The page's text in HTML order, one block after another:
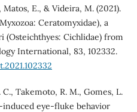
E., & Videira, M. (2021).
Ceratomyxidae), a
(Osteichthyes: Cichlidae) from
International, 83, 102332.
Takemoto, R. M., Gomes, L.
induced eye-fluke behavior